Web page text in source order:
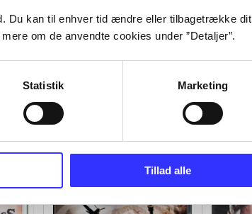
Du kan til enhver tid ændre eller tilbagetrække dit
om de anvendte cookies under ”Detaljer”.
Statistik Marketing
Tillad alle